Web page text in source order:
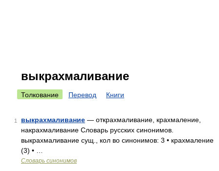
выкрахмаливание
Толкование Перевод Книги
1 выкрахмаливание — открахмаливание, крахмаление,
накрахмаливание Словарь русских синонимов.
выкрахмаливание сущ., кол во синонимов: 3 • крахмаление
(3) • …
Словарь синонимов